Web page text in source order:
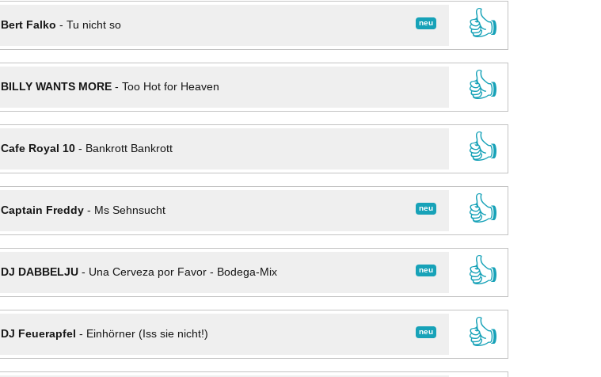
neu
Bert Falko - Tu nicht so
👍
BILLY WANTS MORE- Too Hot for Heaven
👍
Cafe Royal 10- Bankrott Bankrott
👍
neu
Captain Freddy- Ms Sehnsucht
👍
neu
DJ DABBELJU- Una Cerveza por Favor - Bodega-Mix
👍
neu
DJ Feuerapfel - Einhörner (Iss sie nicht!)
👍